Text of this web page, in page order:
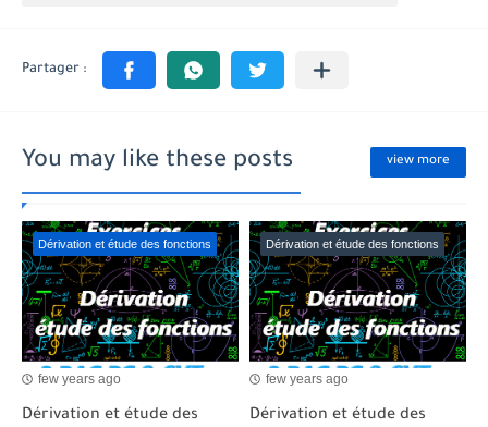
You may like these posts view more
Dérivation et étude des fonctions
few years ago
Dérivation et étude des
Dérivation et étude des fonctions
few years ago
Dérivation et étude des